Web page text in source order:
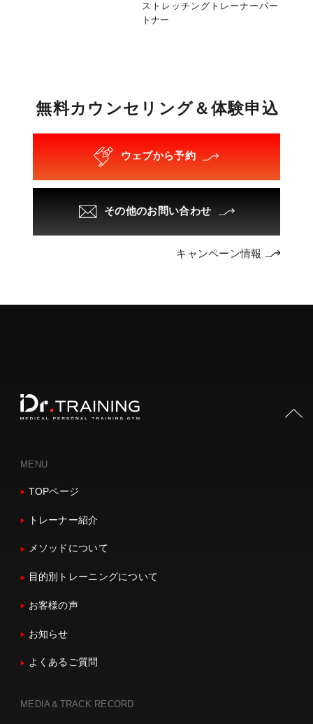
ストレッチングトレーナーパー
トナー
無料カ ウ ンセ リ ング＆体験申込
ウェブから予約
その他のお問い合わせ
キャンペーン情報
MENU
TOPページ
トレーナー紹介
メソッドについて
目的別トレーニングについて
お客様の声
お知らせ
よくあるご質問
MEDIA＆TRACK RECORD